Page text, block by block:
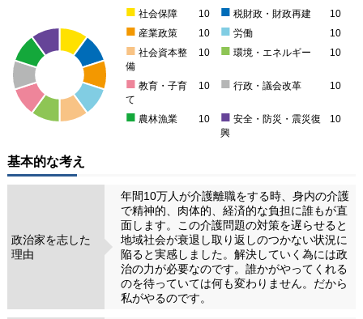
■ 社会保障 10 ■ 税財政・財政再建 10
■ 産業政策 10 ■ 労働 10
■ 社会資本整
備
10 ■ 環境・エネルギー 10
■ 教育・子育
て
10 ■ 行政・議会改革 10
■ 農林漁業 10 ■ 安全・防災・震災復
興
10
基本的な考え
政治家を志した
理由
年間10万人が介護離職をする時、身内の介護
で精神的、肉体的、経済的な負担に誰もが直
面します。この介護問題の対策を遅らせると
地域社会が衰退し取り返しのつかない状況に
陥ると実感しました。解決していく為には政
治の力が必要なのです。誰かがやってくれる
のを待っていては何も変わりません。だから
私がやるのです。